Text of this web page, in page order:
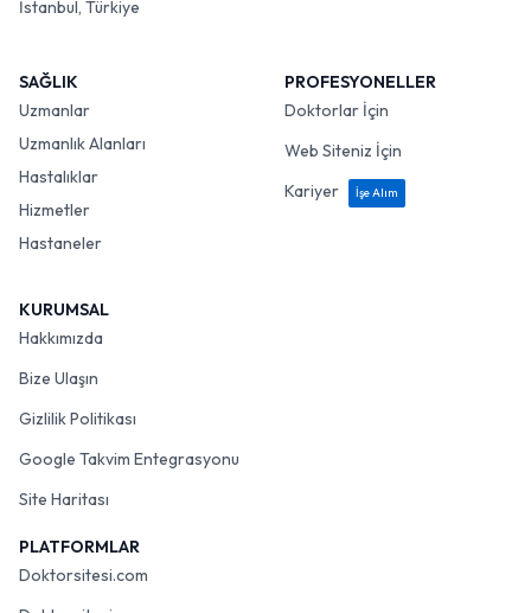
İstanbul, Türkiye
SAĞLIK
Uzmanlar
Uzmanlık Alanları
Hastalıklar
Hizmetler
Hastaneler
PROFESYONELLER
Doktorlar İçin
Web Siteniz İçin
Kariyer
İşe Alım
KURUMSAL
Hakkımızda
Bize Ulaşın
Gizlilik Politikası
Google Takvim Entegrasyonu
Site Haritası
PLATFORMLAR
Doktorsitesi.com